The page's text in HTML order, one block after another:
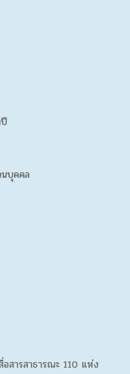
นบุคคล
สารสาธารณะ 110 แห่ง